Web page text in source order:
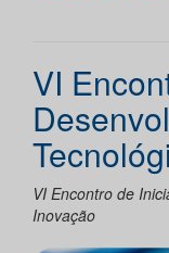
VI
VI Encontro de
Inovação